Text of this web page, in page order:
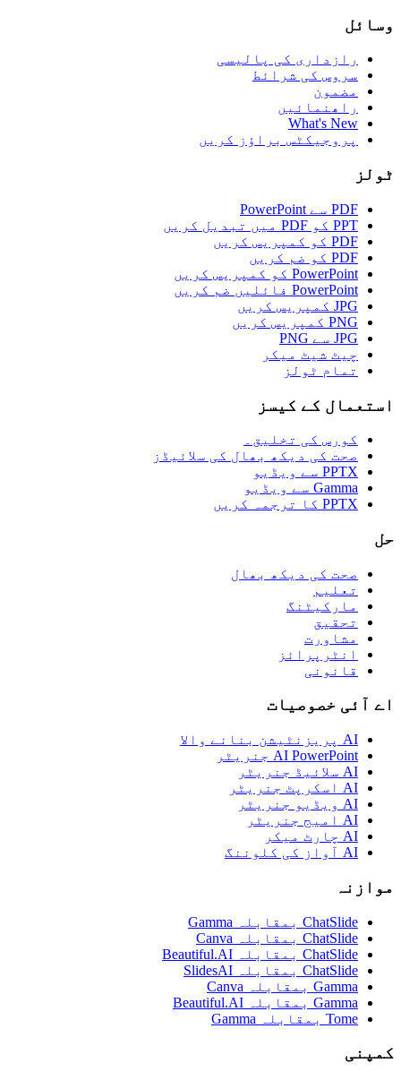
وسائل
رازداری کی پالیسی
سروس کی شرائط
مضمون
راھنمائیں
What's New
پروجیکٹس براؤز کریں
ٹولز
PDF سے PowerPoint
PPT کو PDF میں تبدیل کریں
PDF کو کمپریس کریں
PDF کو ضم کریں
PowerPoint کو کمپریس کریں
PowerPoint فائلیں ضم کریں
JPG کمپریس کریں
PNG کمپریس کریں
JPG سے PNG
چیٹ شیٹ میکر
تمام ٹولز
استعمال کے کیسز
کورس کی تخلیق۔
صحت کی دیکھ بھال کی سلائیڈز
PPTX سے ویڈیو
Gamma سے ویڈیو
PPTX کا ترجمہ کریں
حل
صحت کی دیکھ بھال
تعلیم
مارکیٹنگ
تحقیق
مشاورت
انٹرپرائز
قانونی
اے آئی خصوصیات
AI پریزنٹیشن بنانے والا
AI PowerPoint جنریٹر
AI سلائیڈ جنریٹر
AI اسکرپٹ جنریٹر
AI ویڈیو جنریٹر
AI امیج جنریٹر
AI چارٹ میکر
AI آواز کی کلوننگ
موازنہ
ChatSlide بمقابلہ Gamma
ChatSlide بمقابلہ Canva
ChatSlide بمقابلہ Beautiful.AI
ChatSlide بمقابلہ SlidesAI
Gamma بمقابلہ Canva
Gamma بمقابلہ Beautiful.AI
Tome بمقابلہ Gamma
کمپنی